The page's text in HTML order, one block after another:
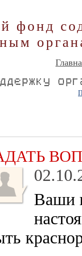
фонд
Ваши